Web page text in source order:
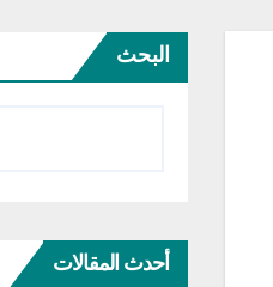
البحث
أحدث المقالات